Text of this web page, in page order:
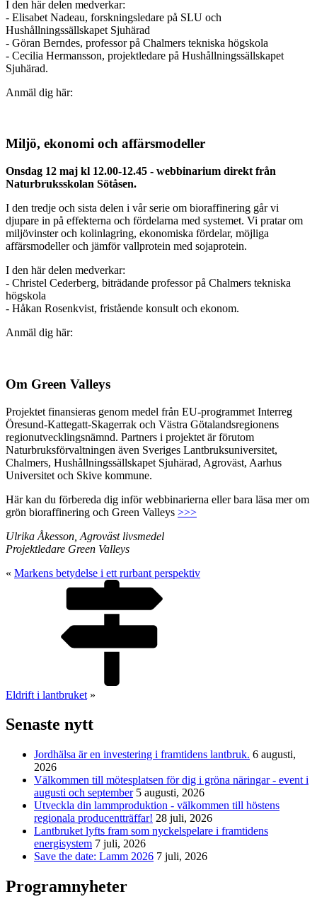
I den här delen medverkar:
- Elisabet Nadeau, forskningsledare på SLU och
Hushållningssällskapet Sjuhärad
- Göran Berndes, professor på Chalmers tekniska högskola
- Cecilia Hermansson, projektledare på Hushållningssällskapet
Sjuhärad.
Anmäl dig här:
Miljö, ekonomi och affärsmodeller
Onsdag 12 maj kl 12.00-12.45 - webbinarium direkt från
Naturbruksskolan Sötåsen.
I den tredje och sista delen i vår serie om bioraffinering går vi
djupare in på effekterna och fördelarna med systemet. Vi pratar om
miljövinster och kolinlagring, ekonomiska fördelar, möjliga
affärsmodeller och jämför vallprotein med sojaprotein.
I den här delen medverkar:
- Christel Cederberg, biträdande professor på Chalmers tekniska
högskola
- Håkan Rosenkvist, fristående konsult och ekonom.
Anmäl dig här:
Om Green Valleys
Projektet finansieras genom medel från EU-programmet Interreg
Öresund-Kattegatt-Skagerrak och Västra Götalandsregionens
regionutvecklingsnämnd. Partners i projektet är förutom
Naturbruksförvaltningen även Sveriges Lantbruksuniversitet,
Chalmers, Hushållningssällskapet Sjuhärad, Agroväst, Aarhus
Universitet och Skive kommune.
Här kan du förbereda dig inför webbinarierna eller bara läsa mer om
grön bioraffinering och Green Valleys >>>
Ulrika Åkesson, Agroväst livsmedel
Projektledare Green Valleys
« Markens betydelse i ett rurbant perspektiv
Eldrift i lantbruket »
Senaste nytt
Jordhälsa är en investering i framtidens lantbruk. 6 augusti,
2026
Välkommen till mötesplatsen för dig i gröna näringar - event i
augusti och september 5 augusti, 2026
Utveckla din lammproduktion - välkommen till höstens
regionala producentträffar! 28 juli, 2026
Lantbruket lyfts fram som nyckelspelare i framtidens
energisystem 7 juli, 2026
Save the date: Lamm 2026 7 juli, 2026
Programnyheter